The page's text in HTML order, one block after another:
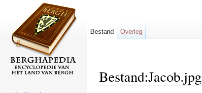
Bestand:Jacob.jpg
Bestand Overleg